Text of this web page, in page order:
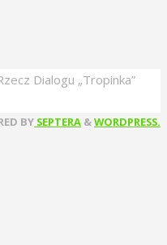
Dialogu „Tropinka”
BY SEPTERA &WORDPRESS.